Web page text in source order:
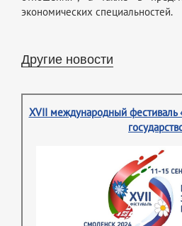
экономических специальностей.
Другие новости
XVII международный